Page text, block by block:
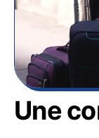
Une